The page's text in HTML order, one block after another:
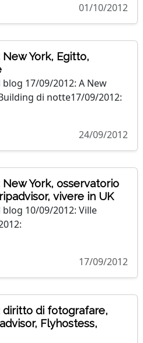
01/10/2012
York, Egitto,
17/09/2012: A New
di notte17/09/2012:
24/09/2012
York, osservatorio
vivere in UK
10/09/2012: Ville
17/09/2012
diritto di fotografare,
Flyhostess,